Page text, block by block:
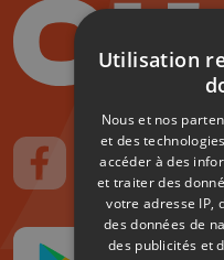
Suivez-nous surSuivez-
Utilisation
Nous et nos
et des
accéder à des
et traiter des
votre adresse IP,
des données de
des publicités et